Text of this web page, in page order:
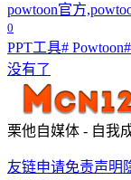
powtoon官方
0
PPT工具# Powtoon
没有了
栗他自媒体 - 自我
友链申请免责声明